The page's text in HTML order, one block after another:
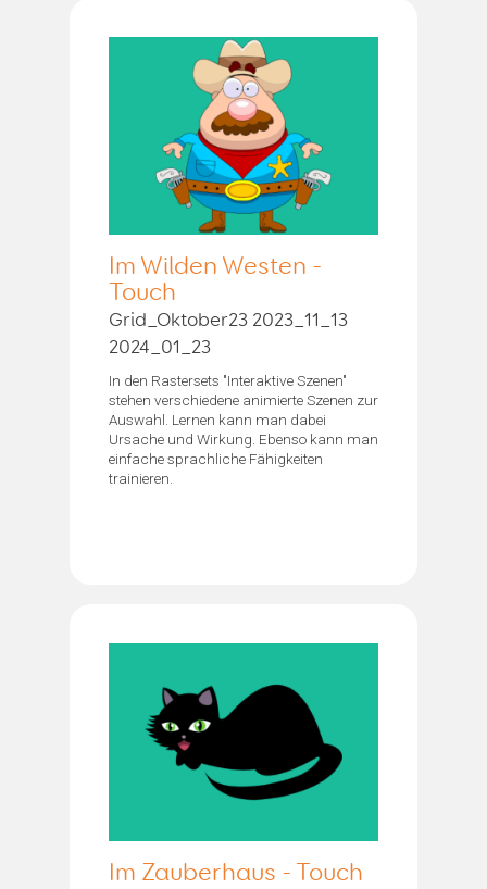
Im Wilden Westen -
Touch
Grid_Oktober23 2023_11_13
2024_01_23
In den Rastersets "Interaktive Szenen"
stehen verschiedene animierte Szenen zur
Auswahl. Lernen kann man dabei
Ursache und Wirkung. Ebenso kann man
einfache sprachliche Fähigkeiten
trainieren.
Im Zauberhaus - Touch